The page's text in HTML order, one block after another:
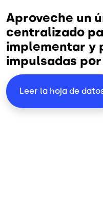
Aproveche un
centralizado
implementar y
impulsadas por
Leer la hoja de